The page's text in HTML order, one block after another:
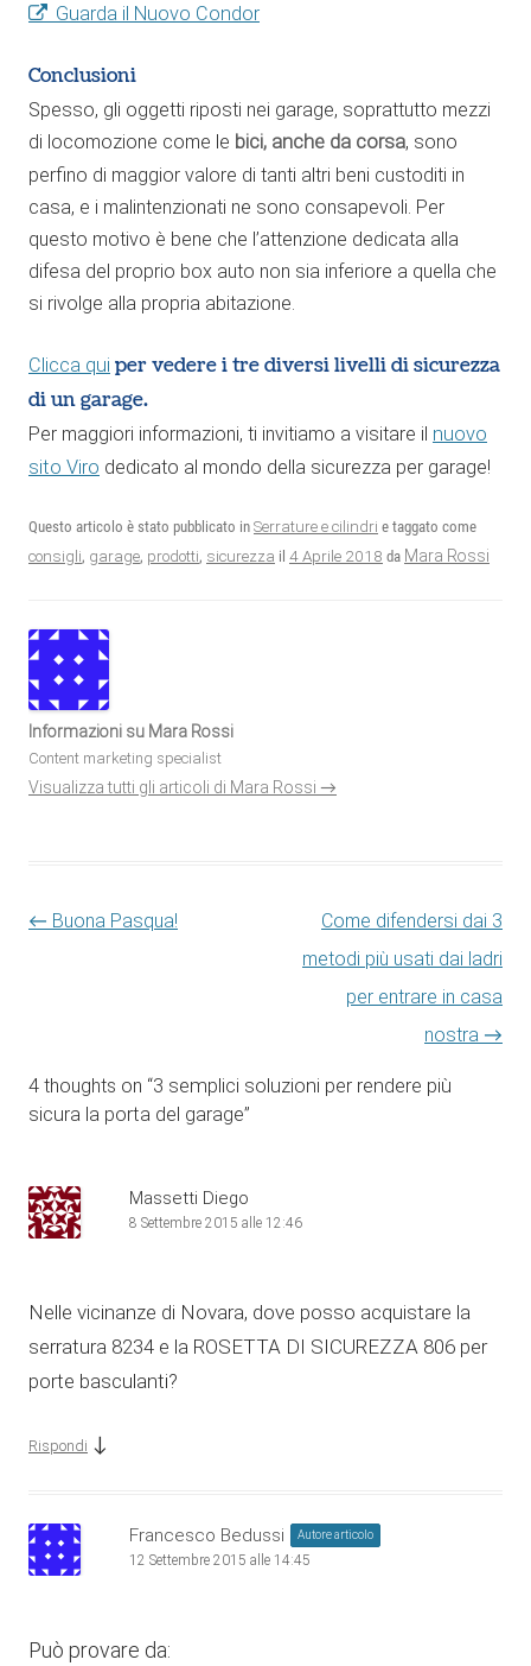
Guarda il Nuovo Condor
Conclusioni
Spesso, gli oggetti riposti nei garage, soprattutto mezzi
di locomozione come le bici, anche da corsa, sono
perfino di maggior valore di tanti altri beni custoditi in
casa, e i malintenzionati ne sono consapevoli. Per
questo motivo è bene che l’attenzione dedicata alla
difesa del proprio box auto non sia inferiore a quella che
si rivolge alla propria abitazione.
Clicca qui per vedere i tre diversi livelli di sicurezza
di un garage.
Per maggiori informazioni, ti invitiamo a visitare il nuovo
sito Viro dedicato al mondo della sicurezza per garage!
Questo articolo è stato pubblicato in Serrature e cilindri e taggato come
consigli, garage, prodotti, sicurezza il 4 Aprile 2018 da Mara Rossi
Informazioni su Mara Rossi
Content marketing specialist
Visualizza tutti gli articoli di Mara Rossi →
Navigazione articolo
← Buona Pasqua!
Come difendersi dai 3
metodi più usati dai ladri
per entrare in casa
nostra →
4 thoughts on “3 semplici soluzioni per rendere più
sicura la porta del garage”
Massetti Diego
8 Settembre 2015 alle 12:46
Nelle vicinanze di Novara, dove posso acquistare la
serratura 8234 e la ROSETTA DI SICUREZZA 806 per
porte basculanti?
Rispondi ↓
Francesco Bedussi Autore articolo
12 Settembre 2015 alle 14:45
Può provare da: